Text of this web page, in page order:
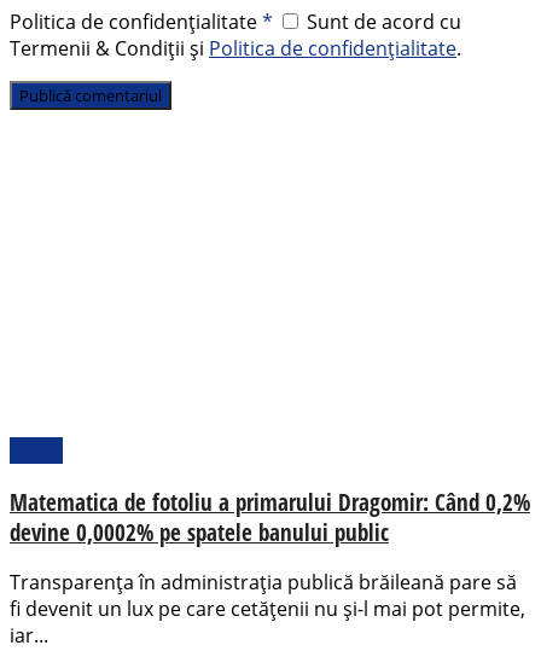
Politica de confidențialitate*
Sunt de acord cu
Termenii & Condiții și Politica de confidențialitate.
Matematica de fotoliu a primarului Dragomir: Când 0,2%
devine 0,0002% pe spatele banului public
Transparența în administrația publică brăileană pare să
fi devenit un lux pe care cetățenii nu și-l mai pot permite,
iar...